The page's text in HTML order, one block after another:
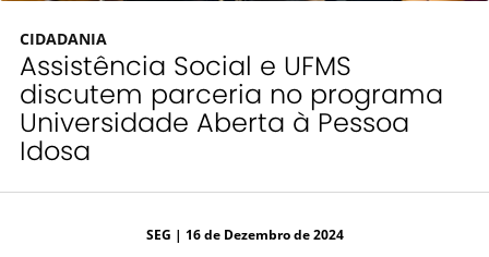
CIDADANIA
Assistência Social e UFMS
discutem parceria no programa
Universidade Aberta à Pessoa
Idosa
SEG | 16 de Dezembro de 2024